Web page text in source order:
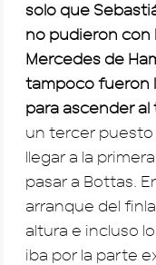
solo que
no pudieron con
Mercedes de
tampoco fueron
para ascender
un tercer puesto
llegar a la
pasar a Bottas.
arranque del
altura e incluso
iba por la parte